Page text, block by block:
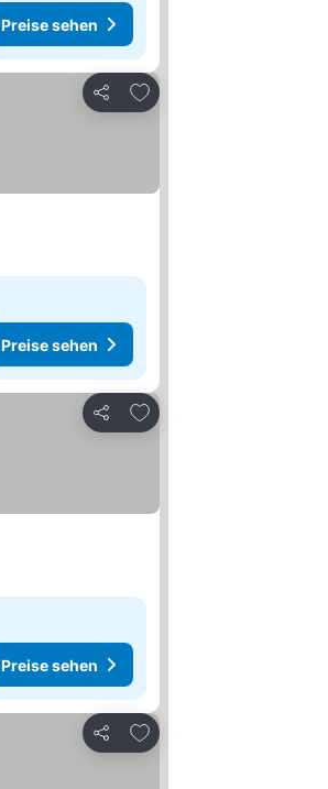
Preise sehen
Teilen
Zu Favoriten hinzufügen
Preise sehen
Teilen
Zu Favoriten hinzufügen
Preise sehen
Teilen
Zu Favoriten hinzufügen